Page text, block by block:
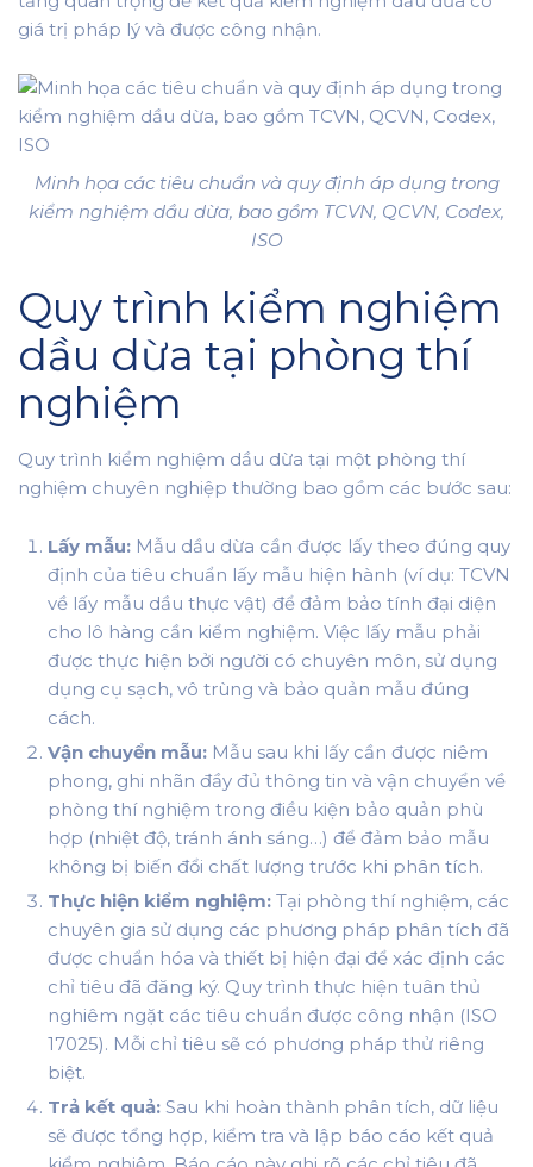
giá trị pháp lý và được công nhận.
Minh họa các tiêu chuẩn và quy định áp dụng trong
kiểm nghiệm dầu dừa, bao gồm TCVN, QCVN, Codex,
ISO
Quy trình kiểm nghiệm
dầu dừa tại phòng thí
nghiệm
Quy trình kiểm nghiệm dầu dừa tại một phòng thí
nghiệm chuyên nghiệp thường bao gồm các bước sau:
Lấy mẫu: Mẫu dầu dừa cần được lấy theo đúng quy
định của tiêu chuẩn lấy mẫu hiện hành (ví dụ: TCVN
về lấy mẫu dầu thực vật) để đảm bảo tính đại diện
cho lô hàng cần kiểm nghiệm. Việc lấy mẫu phải
được thực hiện bởi người có chuyên môn, sử dụng
dụng cụ sạch, vô trùng và bảo quản mẫu đúng
cách.
Vận chuyển mẫu: Mẫu sau khi lấy cần được niêm
phong, ghi nhãn đầy đủ thông tin và vận chuyển về
phòng thí nghiệm trong điều kiện bảo quản phù
hợp (nhiệt độ, tránh ánh sáng…) để đảm bảo mẫu
không bị biến đổi chất lượng trước khi phân tích.
Thực hiện kiểm nghiệm: Tại phòng thí nghiệm, các
chuyên gia sử dụng các phương pháp phân tích đã
được chuẩn hóa và thiết bị hiện đại để xác định các
chỉ tiêu đã đăng ký. Quy trình thực hiện tuân thủ
nghiêm ngặt các tiêu chuẩn được công nhận (ISO
17025). Mỗi chỉ tiêu sẽ có phương pháp thử riêng
biệt.
Trả kết quả: Sau khi hoàn thành phân tích, dữ liệu
sẽ được tổng hợp, kiểm tra và lập báo cáo kết quả